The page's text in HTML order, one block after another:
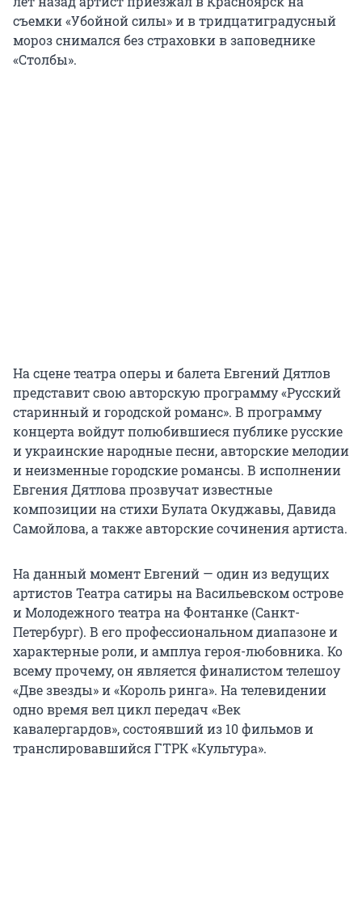
съемки «Убойной силы» и в тридцатиградусный
мороз снимался без страховки в заповеднике
«Столбы».
На сцене театра оперы и балета Евгений Дятлов
представит свою авторскую программу «Русский
старинный и городской романс». В программу
концерта войдут полюбившиеся публике русские
и украинские народные песни, авторские мелодии
и неизменные городские романсы. В исполнении
Евгения Дятлова прозвучат известные
композиции на стихи Булата Окуджавы, Давида
Самойлова, а также авторские сочинения артиста.
На данный момент Евгений — один из ведущих
артистов Театра сатиры на Васильевском острове
и Молодежного театра на Фонтанке (Санкт-
Петербург). В его профессиональном диапазоне и
характерные роли, и амплуа героя-любовника. Ко
всему прочему, он является финалистом телешоу
«Две звезды» и «Король ринга». На телевидении
одно время вел цикл передач «Век
кавалергардов», состоявший из 10 фильмов и
транслировавшийся ГТРК «Культура».